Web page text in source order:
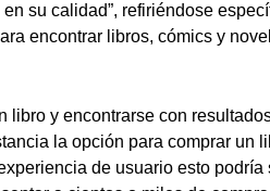
su calidad”, refiriéndose
encontrar libros, cómics y
y encontrarse con
la opción para comprar un
de usuario esto podría